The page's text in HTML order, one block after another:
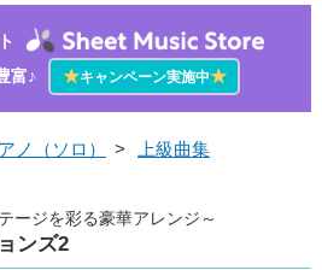
富♪
★キャンペーン実施中★
ノ（ソロ） >
上級曲集
ージを彩る豪華アレンジ～
ンズ2